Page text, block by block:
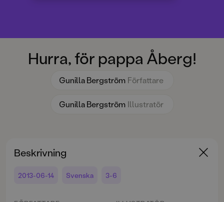
Hurra, för pappa Åberg!
Gunilla Bergström Författare
Gunilla Bergström Illustratör
Beskrivning
2013-06-14 Svenska 3-6